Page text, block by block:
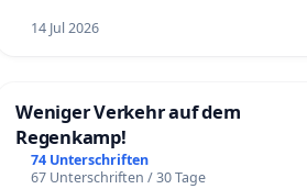
14 Jul 2026
Weniger Verkehr auf dem
Regenkamp!
74 Unterschriften
67 Unterschriften / 30 Tage